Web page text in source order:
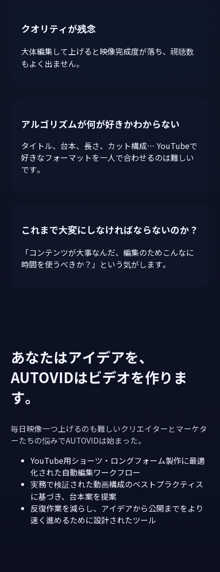
クオリティが残念
大体編集して上げると映像完成度が落ち、視聴数
もよく出ません。
アルゴリズムが何が好きかわからない
タイトル、台本、長さ、カット構成… YouTubeで
好きなフォーマットを一人で合わせるのは難しい
です。
これまで大変にしなければならないのか？
「コンテンツが大事なんだ、編集のためこんなに
時間を使うべきか？」という気がします。
あなたはアイデアを、
AUTOVIDはビデオを作りま
す。
毎日映像一つ上げるのも難しいクリエイターとマーケタ
ーたちの悩みでAUTOVIDは始まった。
YouTube用ショーツ・ロングフォーム製作に最適
化された自動編集ワークフロー
実務で検証された動画構成のベストプラクティス
に基づき、台本案を提案
反復作業を減らし、アイデアから公開までをより
速く進めるために設計されたツール